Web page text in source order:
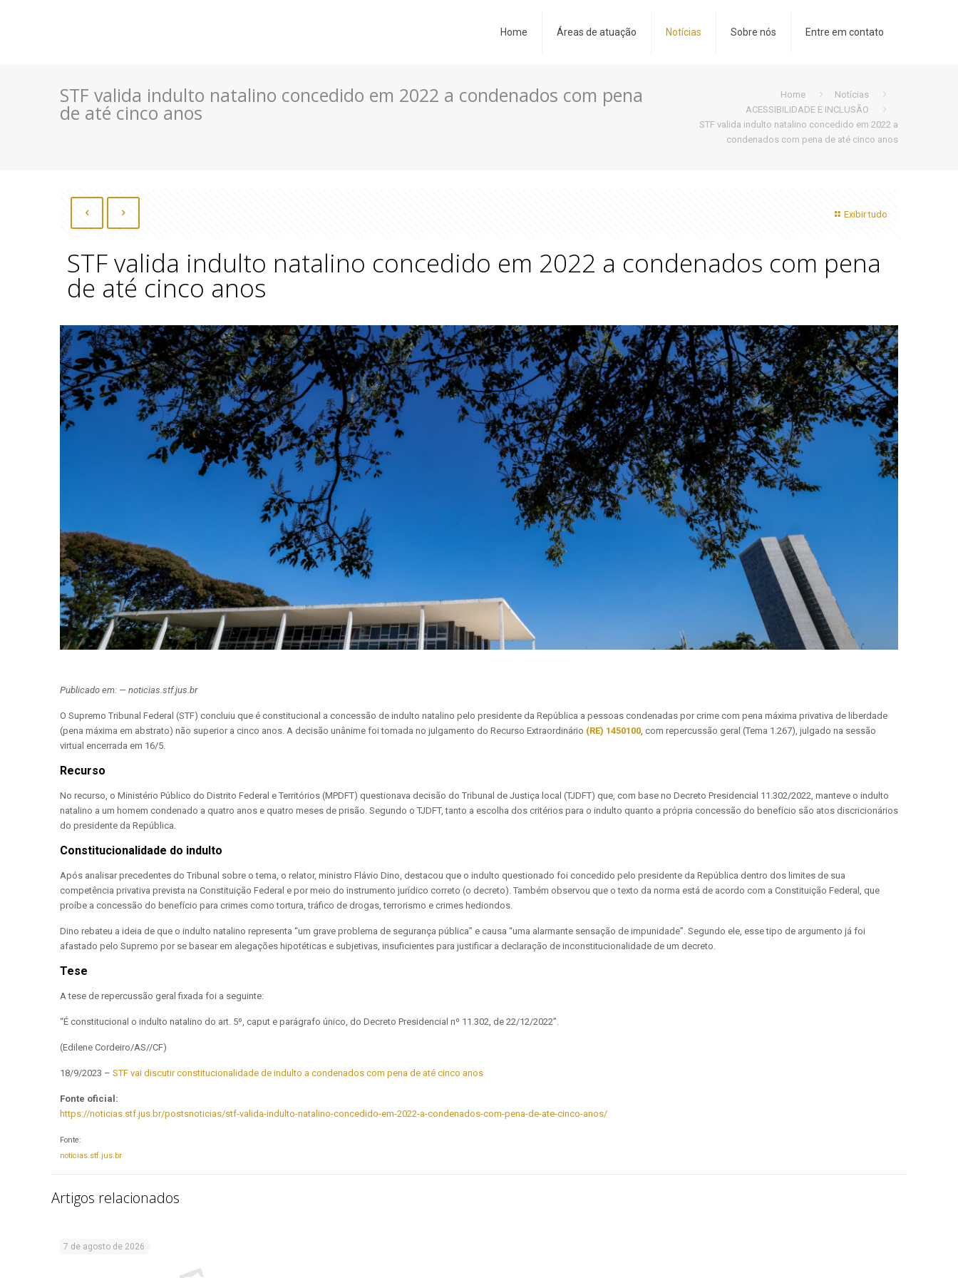
Home Áreas de atuação Notícias Sobre nós Entre em contato
STF valida indulto natalino concedido em 2022 a condenados com pena
de até cinco anos
Home
Notícias
ACESSIBILIDADE E INCLUSÃO
STF valida indulto natalino concedido em 2022 a
condenados com pena de até cinco anos
Exibir tudo
STF valida indulto natalino concedido em 2022 a condenados com pena
de até cinco anos
Publicado em: — noticias.stf.jus.br
O Supremo Tribunal Federal (STF) concluiu que é constitucional a concessão de indulto natalino pelo presidente da República a pessoas condenadas por crime com pena máxima privativa de liberdade
(pena máxima em abstrato) não superior a cinco anos. A decisão unânime foi tomada no julgamento do Recurso Extraordinário (RE) 1450100, com repercussão geral (Tema 1.267), julgado na sessão
virtual encerrada em 16/5.
Recurso
No recurso, o Ministério Público do Distrito Federal e Territórios (MPDFT) questionava decisão do Tribunal de Justiça local (TJDFT) que, com base no Decreto Presidencial 11.302/2022, manteve o indulto
natalino a um homem condenado a quatro anos e quatro meses de prisão. Segundo o TJDFT, tanto a escolha dos critérios para o indulto quanto a própria concessão do benefício são atos discricionários
do presidente da República.
Constitucionalidade do indulto
Após analisar precedentes do Tribunal sobre o tema, o relator, ministro Flávio Dino, destacou que o indulto questionado foi concedido pelo presidente da República dentro dos limites de sua
competência privativa prevista na Constituição Federal e por meio do instrumento jurídico correto (o decreto). Também observou que o texto da norma está de acordo com a Constituição Federal, que
proíbe a concessão do benefício para crimes como tortura, tráfico de drogas, terrorismo e crimes hediondos.
Dino rebateu a ideia de que o indulto natalino representa “um grave problema de segurança pública” e causa “uma alarmante sensação de impunidade”. Segundo ele, esse tipo de argumento já foi
afastado pelo Supremo por se basear em alegações hipotéticas e subjetivas, insuficientes para justificar a declaração de inconstitucionalidade de um decreto.
Tese
A tese de repercussão geral fixada foi a seguinte:
“É constitucional o indulto natalino do art. 5º, caput e parágrafo único, do Decreto Presidencial nº 11.302, de 22/12/2022”.
(Edilene Cordeiro/AS//CF)
18/9/2023 – STF vai discutir constitucionalidade de indulto a condenados com pena de até cinco anos
Fonte oficial:
https://noticias.stf.jus.br/postsnoticias/stf-valida-indulto-natalino-concedido-em-2022-a-condenados-com-pena-de-ate-cinco-anos/
Fonte:
noticias.stf.jus.br
Artigos relacionados
7 de agosto de 2026